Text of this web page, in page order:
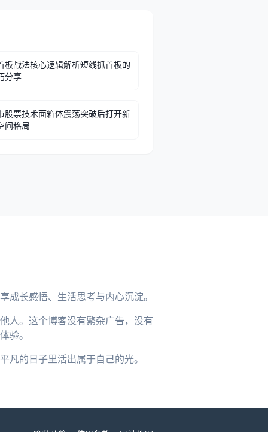
板战法核心逻辑解析短线抓首板的
分享
股票技术面箱体震荡突破后打开新
间格局
成长感悟、生活思考与内心沉淀。
人。这个博客没有繁杂广告，没有
验。
凡的日子里活出属于自己的光。